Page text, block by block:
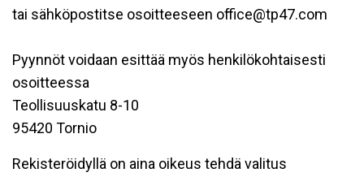
tai sähköpostitse osoitteeseen office@tp47.com
Pyynnöt voidaan esittää myös henkilökohtaisesti
osoitteessa
Teollisuuskatu 8-10
95420 Tornio
Rekisteröidyllä on aina oikeus tehdä valitus